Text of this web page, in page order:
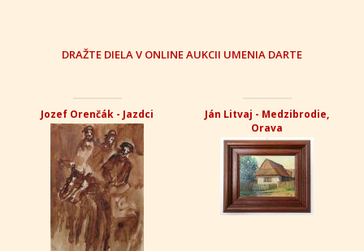
DRAŽTE DIELA V ONLINE AUKCII UMENIA DARTE
Jozef Orenčák - Jazdci
Ján Litvaj - Medzibrodie,
Orava